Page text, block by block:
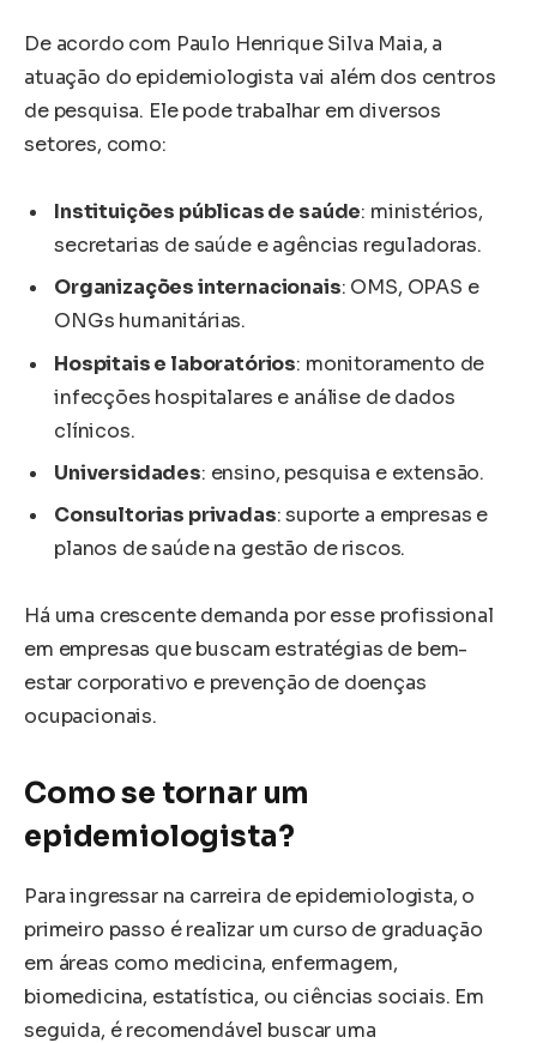
De acordo com Paulo Henrique Silva Maia, a
atuação do epidemiologista vai além dos centros
de pesquisa. Ele pode trabalhar em diversos
setores, como:
Instituições públicas de saúde: ministérios,
secretarias de saúde e agências reguladoras.
Organizações internacionais: OMS, OPAS e
ONGs humanitárias.
Hospitais e laboratórios: monitoramento de
infecções hospitalares e análise de dados
clínicos.
Universidades: ensino, pesquisa e extensão.
Consultorias privadas: suporte a empresas e
planos de saúde na gestão de riscos.
Há uma crescente demanda por esse profissional
em empresas que buscam estratégias de bem-
estar corporativo e prevenção de doenças
ocupacionais.
Como se tornar um
epidemiologista?
Para ingressar na carreira de epidemiologista, o
primeiro passo é realizar um curso de graduação
em áreas como medicina, enfermagem,
biomedicina, estatística, ou ciências sociais. Em
seguida, é recomendável buscar uma